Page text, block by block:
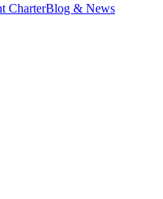
CharterBlog & News